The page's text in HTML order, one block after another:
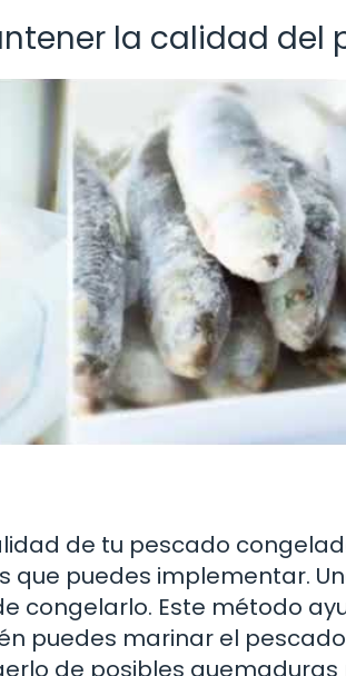
la calidad del
de tu pescado
que puedes implementar.
congelarlo. Este método
puedes marinar el
de posibles